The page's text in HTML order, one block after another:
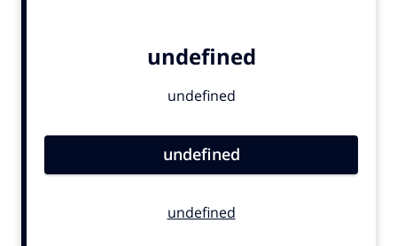
Data & Insights